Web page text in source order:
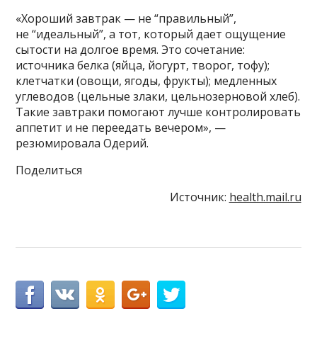
«Хороший завтрак — не “правильный”,
не “идеальный”, а тот, который дает ощущение
сытости на долгое время. Это сочетание:
источника белка (яйца, йогурт, творог, тофу);
клетчатки (овощи, ягоды, фрукты); медленных
углеводов (цельные злаки, цельнозерновой хлеб).
Такие завтраки помогают лучше контролировать
аппетит и не переедать вечером», —
резюмировала Одерий.
Поделиться
Источник: health.mail.ru